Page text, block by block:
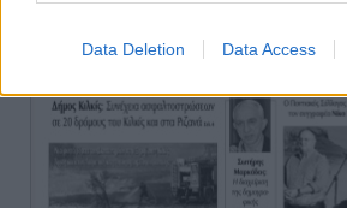
Data Deletion Data Access